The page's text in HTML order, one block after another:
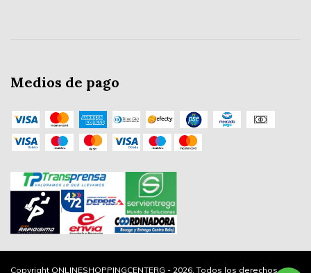
Medios de pago
Copyright ONLINESHOPPINGCENTERG - 2026. Todos los derechos